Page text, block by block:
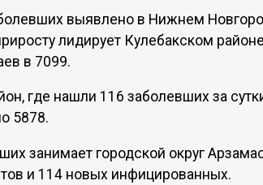
выявлено в Нижнем
лидирует Кулебакском
в 7099.
где нашли 116 заболевших за
5878.
занимает городской округ
и 114 новых инфицированных.